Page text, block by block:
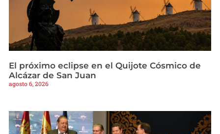
El próximo eclipse en el Quijote Cósmico de
Alcázar de San Juan
agosto 6, 2026